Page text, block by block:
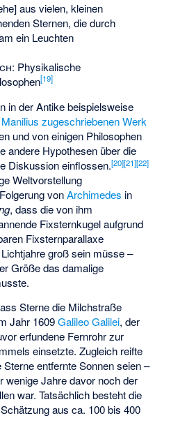
aus vielen, kleinen
Sternen, die durch
ein Leuchten
: Physikalische
[19]
in der Antike beispielsweise
zugeschriebenen Werk
und von einigen Philosophen
andere Hypothesen über die
Diskussion einflossen.[20][21][22]
Weltvorstellung
vonArchimedes in
, dass die von ihm
Fixsternkugel aufgrund
Fixsternparallaxe
groß sein müsse –
Größe das damalige
Sterne die Milchstraße
Jahr 1609Galileo Galilei, der
erfundene Fernrohr zur
einsetzte. Zugleich reifte
entfernte Sonnen seien –
wenige Jahre davor noch der
war. Tatsächlich besteht die
aus ca. 100 bis 400